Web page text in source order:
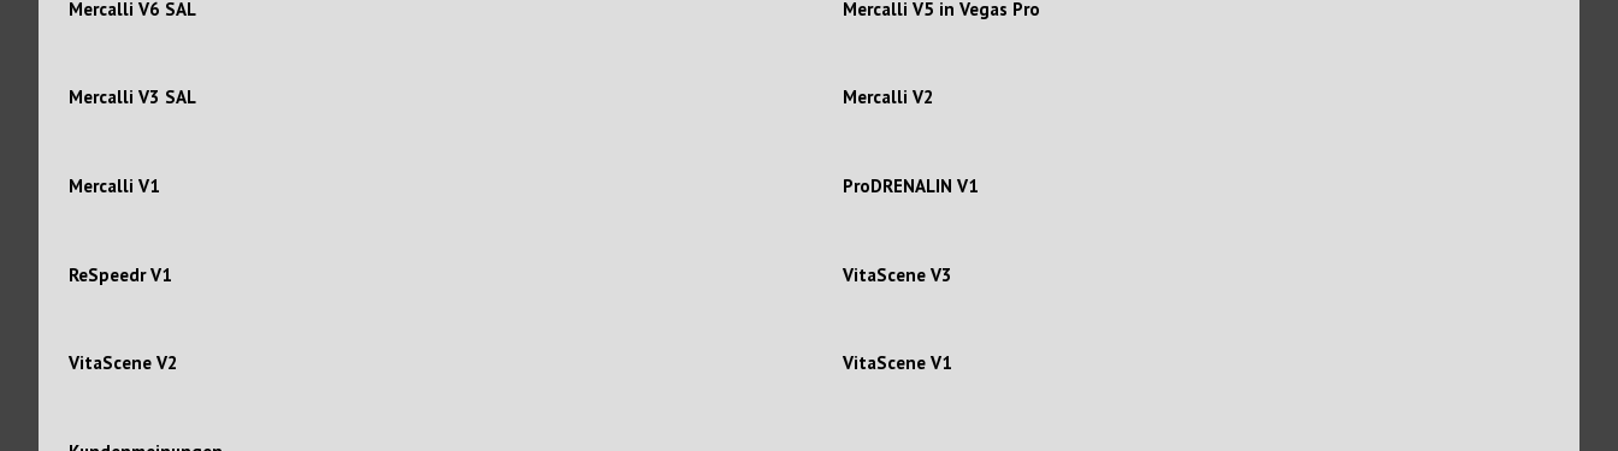
Mercalli V6 SAL Mercalli V5 in Vegas Pro
Mercalli V3 SAL Mercalli V2
Mercalli V1 ProDRENALIN V1
ReSpeedr V1 VitaScene V3
VitaScene V2 VitaScene V1